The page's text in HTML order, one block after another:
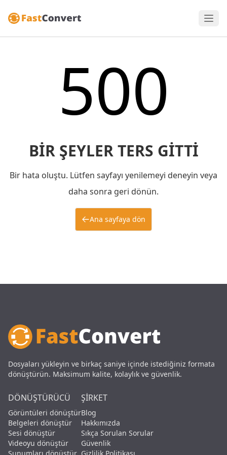
500
BIR ŞEYLER TERS GITTI
Bir hata oluştu. Lütfen sayfayı yenilemeyi deneyin veya
daha sonra geri dönün.
Ana sayfaya dön
Dosyaları yükleyin ve birkaç saniye içinde istediğiniz formata
dönüştürün. Maksimum kalite, kolaylık ve güvenlik.
DÖNÜŞTÜRÜCÜ
Görüntüleri dönüştür
Belgeleri dönüştür
Sesi dönüştür
Videoyu dönüştür
ŞIRKET
Blog
Hakkımızda
Sıkça Sorulan Sorular
Güvenlik